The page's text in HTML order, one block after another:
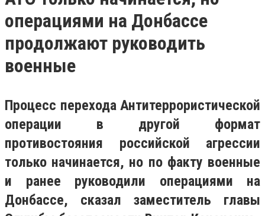
операциями на Донбассе
продолжают руководить
военные
Процесс перехода Антитеррористической
операции в другой формат
противостояния российской агрессии
только начинается, но по факту военные
и ранее руководили операциями на
Донбассе, сказал заместитель главы